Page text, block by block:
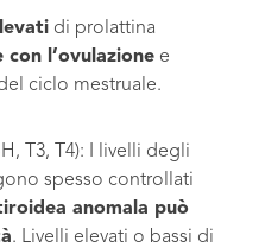
di prolattina
l’ovulazione e
ciclo mestruale.
T3, T4): I livelli degli
spesso controllati
anomala può
. Livelli elevati o bassi di